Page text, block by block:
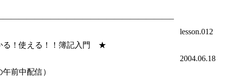
かる！使える！！簿記入門 ★
午前中配信）